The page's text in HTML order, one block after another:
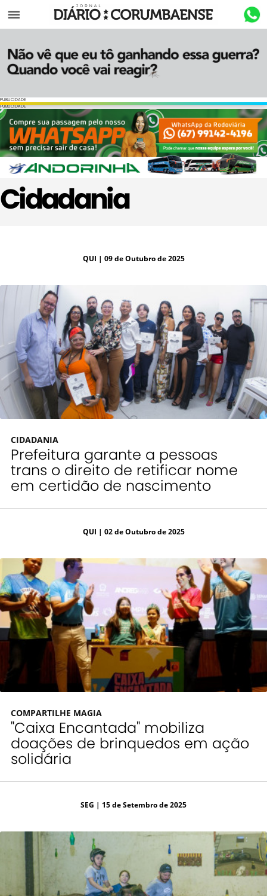
Menu
PUBLICIDADE
PUBLICIDADE
Cidadania
QUI | 09 de Outubro de 2025
CIDADANIA
Prefeitura garante a pessoas
trans o direito de retificar nome
em certidão de nascimento
QUI | 02 de Outubro de 2025
COMPARTILHE MAGIA
"Caixa Encantada" mobiliza
doações de brinquedos em ação
solidária
SEG | 15 de Setembro de 2025